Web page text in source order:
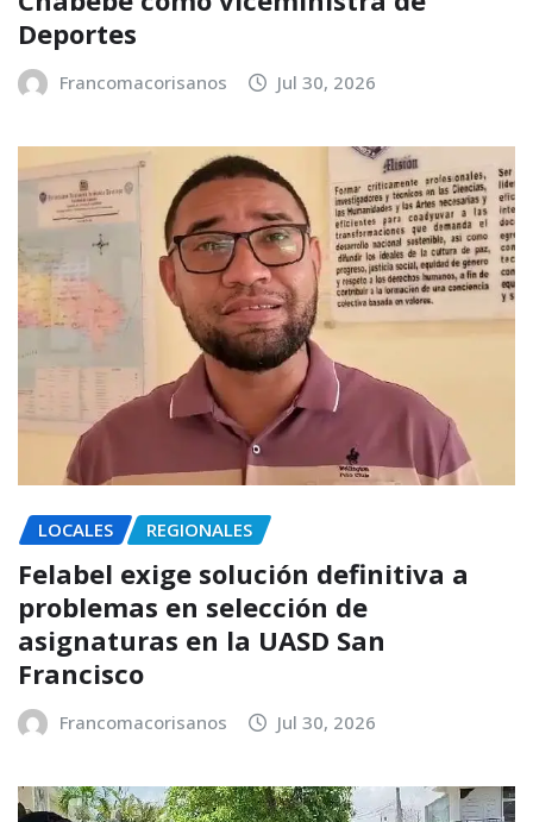
Deportes
Francomacorisanos Jul 30, 2026
LOCALES REGIONALES
Felabel exige solución definitiva a
problemas en selección de
asignaturas en la UASD San
Francisco
Francomacorisanos Jul 30, 2026